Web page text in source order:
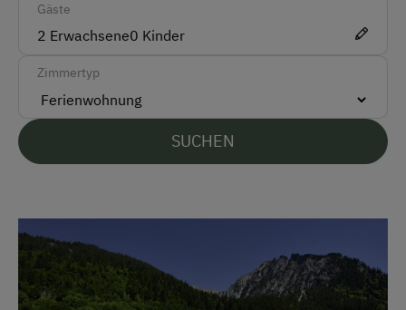
Taxi
Zug
Akzeptierte Zahlungsmittel
Deutsch
Englisch
Gäste
2 Erwachsene0 Kinder
Zimmertyp
SUCHEN